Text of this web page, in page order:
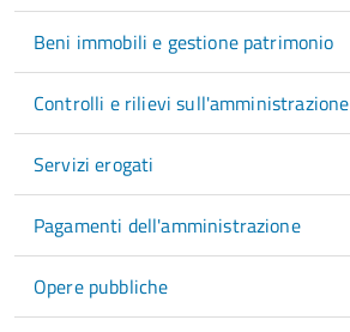
Beni immobili e gestione patrimonio
Controlli e rilievi sull'amministrazione
Servizi erogati
Pagamenti dell'amministrazione
Opere pubbliche